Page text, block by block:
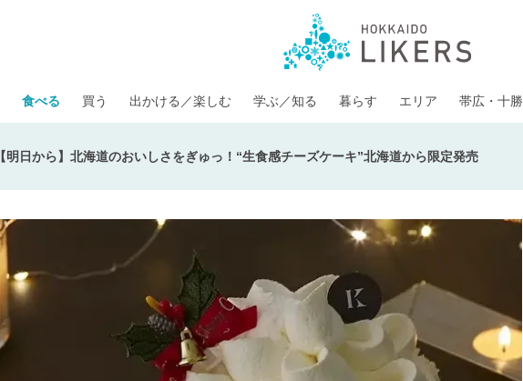
食べる 買う 出かける／楽しむ 学ぶ／知る 暮らす エリア 帯広・十勝
【明日から】北海道のおいしさをぎゅっ！“生食感チーズケーキ”北海道から限定発売